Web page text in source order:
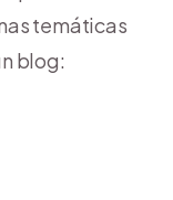
temáticas
blog: